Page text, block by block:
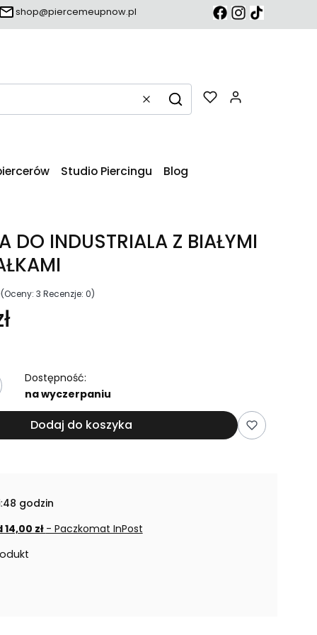
shop@piercemeupnow.pl
WyczyśćSzukaj
Studio Piercingu Blog
DO INDUSTRIALA Z BIAŁYMI
(Oceny: 3 Recenzje: 0)
Dostępność:
na wyczerpaniu
Dodaj do koszyka
48 godzin
14,00 zł- Paczkomat InPost